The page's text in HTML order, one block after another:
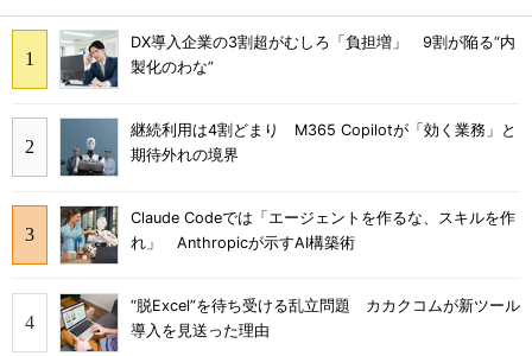
DX導入企業の3割超がむしろ「負担増」 9割が陥る“内
製化のわな”
継続利用は4割どまり M365 Copilotが「効く業務」と
期待外れの境界
Claude Codeでは「エージェントを作るな、スキルを作
れ」 Anthropicが示すAI構築術
“脱Excel”を待ち受ける乱立問題 カカクコムが新ツール
導入を見送った理由